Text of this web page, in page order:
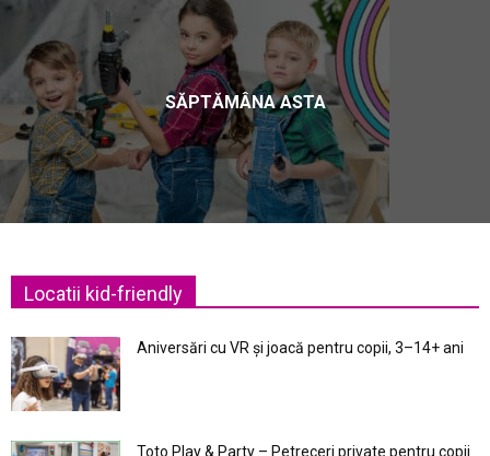
SĂPTĂMÂNA ASTA
Locatii kid-friendly
Aniversări cu VR și joacă pentru copii, 3–14+ ani
Toto Play & Party – Petreceri private pentru copii